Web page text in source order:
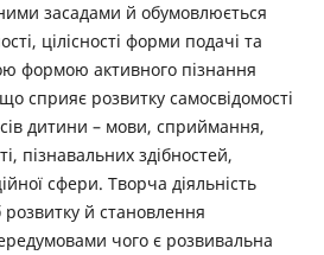
засадами й обумовлюється
цілісності форми подачі та
формою активного пізнання
сприяє розвитку самосвідомості
дитини – мови, сприймання,
пізнавальних здібностей,
сфери. Творча діяльність
розвитку й становлення
чого є розвивальна